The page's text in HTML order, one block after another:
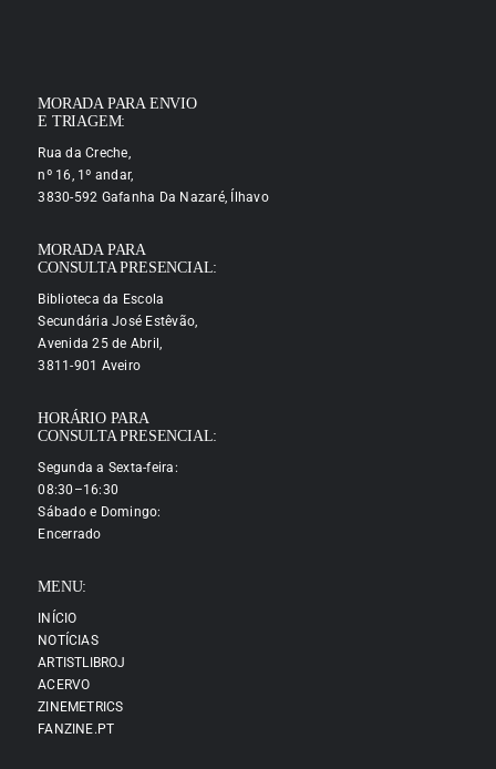
MORADA PARA ENVIO
E TRIAGEM:
Rua da Creche,
nº 16, 1º andar,
3830-592 Gafanha Da Nazaré, Ílhavo
MORADA PARA
CONSULTA PRESENCIAL:
Biblioteca da Escola
Secundária José Estêvão,
Avenida 25 de Abril,
3811-901 Aveiro
HORÁRIO PARA
CONSULTA PRESENCIAL:
Segunda a Sexta-feira:
08:30–16:30
Sábado e Domingo:
Encerrado
MENU:
INÍCIO
NOTÍCIAS
ARTISTLIBROJ
ACERVO
ZINEMETRICS
FANZINE.PT